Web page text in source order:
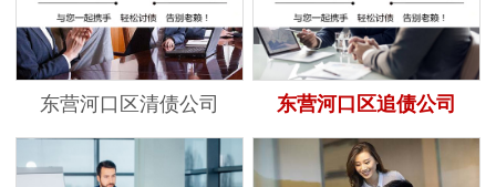
东营河口区清债公司 东营河口区追债公司